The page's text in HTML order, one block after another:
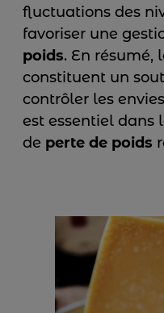
fluctuations des
favoriser une
poids. En résumé,
constituent un
contrôler les
est essentiel dans
de perte de poids